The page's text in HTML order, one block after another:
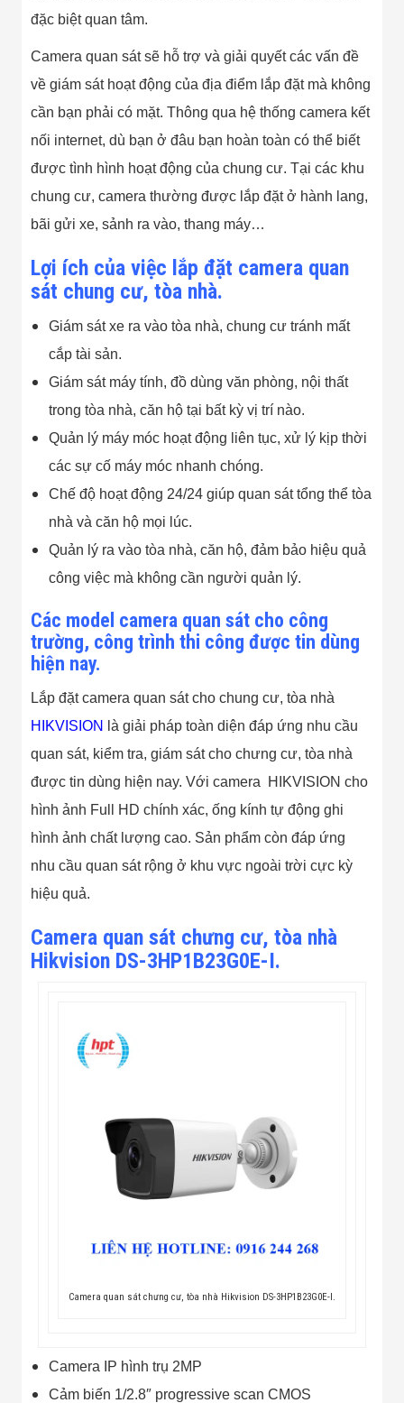
Thân Nhiệt
THIẾT BỊ
CHUYÊN
DỤNG
Chất
Màn Hình
Tương Tác
Màn Hình LED
Thực Phẩm
Máy Dò Kim
Thiết Bị Công
Chuyên Dụng
Nén
Máy Kiểm Tra
Máy Kiểm Tra
Vết Nứt Sản
Bo Mạch Điện
Robot Tự Hành
Robot AI
THIẾT BỊ KIỂM
Cổng Dò Kim
Loại
Máy Soi Hành
Lý (X-Ray)
Cổng Phân Làn
Tự Động
Khuôn Mặt
Hệ Thống Điện
Nhẹ
Thiết Bị Theo
Thiết Bị Ngành
Thực Phẩm
Dự Án Ngành
Siêu Thị - Ngân
Dự Án Ngành
Công An - Quân
đặc biệt quan tâm.
Camera quan sát sẽ hỗ trợ và giải quyết các vấn đề
về giám sát hoạt động của địa điểm lắp đặt mà không
cần bạn phải có mặt. Thông qua hệ thống camera kết
nối internet, dù bạn ở đâu bạn hoàn toàn có thể biết
được tình hình hoạt động của chung cư. Tại các khu
chung cư, camera thường được lắp đặt ở hành lang,
bãi gửi xe, sảnh ra vào, thang máy…
Lợi ích của việc lắp đặt camera quan
sát chung cư, tòa nhà.
Giám sát xe ra vào tòa nhà, chung cư tránh mất
cắp tài sản.
Giám sát máy tính, đồ dùng văn phòng, nội thất
trong tòa nhà, căn hộ tại bất kỳ vị trí nào.
Quản lý máy móc hoạt động liên tục, xử lý kịp thời
các sự cố máy móc nhanh chóng.
Chế độ hoạt động 24/24 giúp quan sát tổng thể tòa
nhà và căn hộ mọi lúc.
Quản lý ra vào tòa nhà, căn hộ, đảm bảo hiệu quả
công việc mà không cần người quản lý.
Các model camera quan sát cho công
trường, công trình thi công được tin dùng
hiện nay.
Lắp đặt camera quan sát cho chung cư, tòa nhà
HIKVISION
là giải pháp toàn diện đáp ứng nhu cầu
quan sát, kiểm tra, giám sát cho chưng cư, tòa nhà
được tin dùng hiện nay. Với camera HIKVISION cho
hình ảnh Full HD chính xác, ống kính tự động ghi
hình ảnh chất lượng cao. Sản phẩm còn đáp ứng
nhu cầu quan sát rộng ở khu vực ngoài trời cực kỳ
hiệu quả.
Camera quan sát chưng cư, tòa nhà
Hikvision DS-3HP1B23G0E-I.
Camera quan sát chưng cư, tòa nhà Hikvision DS-3HP1B23G0E-I.
Camera IP hình trụ 2MP
Cảm biến 1/2.8″ progressive scan CMOS